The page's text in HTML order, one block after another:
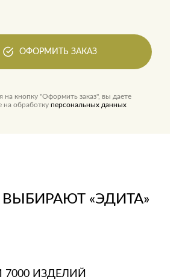
ОФОРМИТЬ ЗАКАЗ
на кнопку "Оформить заказ", вы даете
на обработку персональных данных
«ЭДИТА»
ИЗДЕЛИЙ